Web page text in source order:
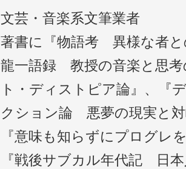
文芸・音楽系文筆業者
著書に『物語考 異様な者と
龍一語録 教授の音楽と思考
ト・ディストピア論』、『
クション論 悪夢の現実と
『意味も知らずにプログレ
『戦後サブカル年代記 日